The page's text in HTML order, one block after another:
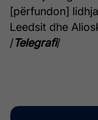
[përfundon]
Leedsit dhe
/Telegrafi/